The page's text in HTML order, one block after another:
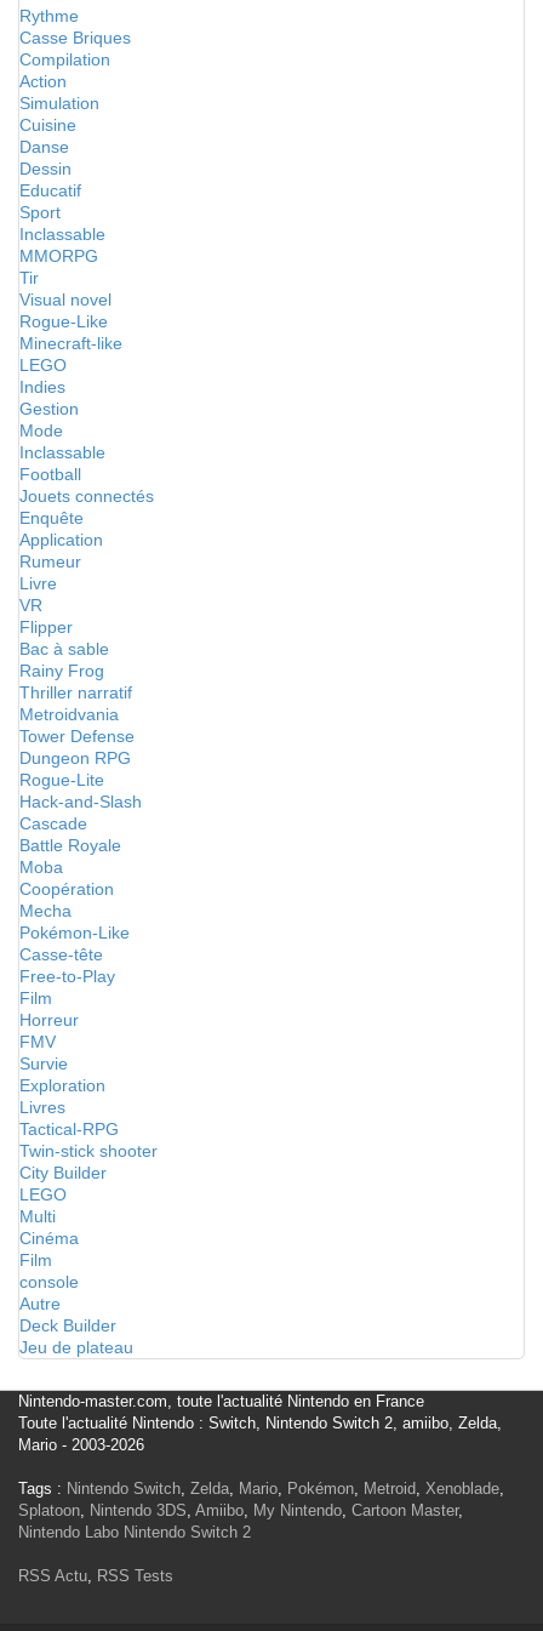
Rythme
Casse Briques
Compilation
Action
Simulation
Cuisine
Danse
Dessin
Educatif
Sport
Inclassable
MMORPG
Tir
Visual novel
Rogue-Like
Minecraft-like
LEGO
Indies
Gestion
Mode
Inclassable
Football
Jouets connectés
Enquête
Application
Rumeur
Livre
VR
Flipper
Bac à sable
Rainy Frog
Thriller narratif
Metroidvania
Tower Defense
Dungeon RPG
Rogue-Lite
Hack-and-Slash
Cascade
Battle Royale
Moba
Coopération
Mecha
Pokémon-Like
Casse-tête
Free-to-Play
Film
Horreur
FMV
Survie
Exploration
Livres
Tactical-RPG
Twin-stick shooter
City Builder
LEGO
Multi
Cinéma
Film
console
Autre
Deck Builder
Jeu de plateau
Nintendo-master.com, toute l'actualité Nintendo en France
Toute l'actualité Nintendo : Switch, Nintendo Switch 2, amiibo, Zelda,
Mario - 2003-2026
Tags : Nintendo Switch, Zelda, Mario, Pokémon, Metroid, Xenoblade,
Splatoon, Nintendo 3DS, Amiibo, My Nintendo, Cartoon Master,
Nintendo Labo Nintendo Switch 2
RSS Actu, RSS Tests